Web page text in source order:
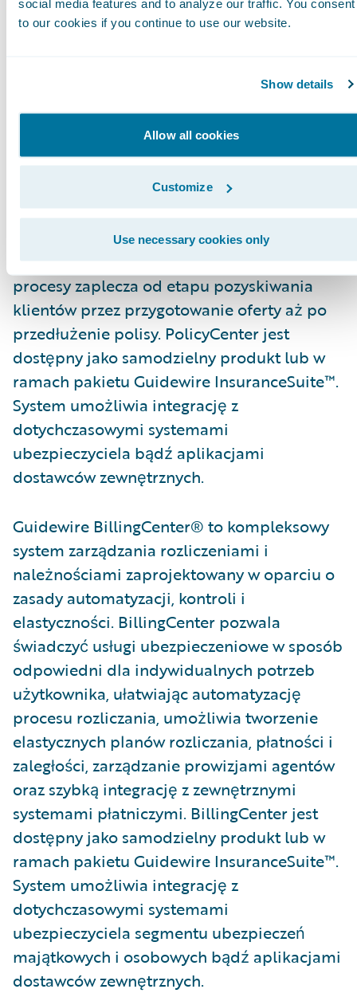
social media features and to analyze our traffic. You consent
to our cookies if you continue to use our website.
Show details
Allow all cookies
Customize
Use necessary cookies only
umożliwia firmom z branży ubezpieczeń
poprawie efektywności, a jednocześnie
szybkiej reakcji na pojawiające się
możliwości rynkowe oraz zacieśnianiu
relacji z agentami i klientami. System
PolicyCenter, który zaprojektowano pod
kątem zarówno klientów instytucjonalnych,
jak i indywidualnych, pomaga zakładom
ubezpieczeń usprawnić obsługę klienta i
procesy zaplecza od etapu pozyskiwania
klientów przez przygotowanie oferty aż po
przedłużenie polisy. PolicyCenter jest
dostępny jako samodzielny produkt lub w
ramach pakietu Guidewire InsuranceSuite™.
System umożliwia integrację z
dotychczasowymi systemami
ubezpieczyciela bądź aplikacjami
dostawców zewnętrznych.
Guidewire BillingCenter® to kompleksowy
system zarządzania rozliczeniami i
należnościami ­zaprojektowany w oparciu o
zasady automatyzacji, kontroli i
elastyczności. BillingCenter pozwala
świadczyć usługi ubezpieczeniowe w sposób
odpowiedni dla indywidualnych potrzeb
użytkownika, ułatwiając automatyzację
procesu rozliczania, umożliwia tworzenie
elastycznych planów rozliczania, płatności i
zaległości, zarządzanie prowizjami agentów
oraz szybką integrację z zewnętrznymi
systemami płatniczymi. BillingCenter jest
dostępny jako samodzielny produkt lub w
ramach pakietu Guidewire InsuranceSuite™.
System umożliwia integrację z
dotychczasowymi systemami
ubezpieczyciela segmentu ubezpieczeń
majątkowych i osobowych bądź aplikacjami
dostawców zewnętrznych.